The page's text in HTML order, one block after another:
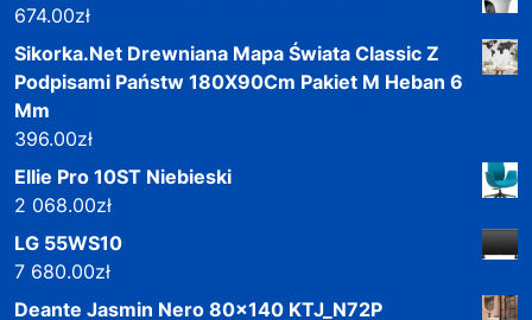
674.00zł
Sikorka.Net Drewniana Mapa Świata Classic Z
Podpisami Państw 180X90Cm Pakiet M Heban 6
Mm
396.00zł
Ellie Pro 10ST Niebieski
2 068.00zł
LG 55WS10
7 680.00zł
Deante Jasmin Nero 80x140 KTJ_N72P